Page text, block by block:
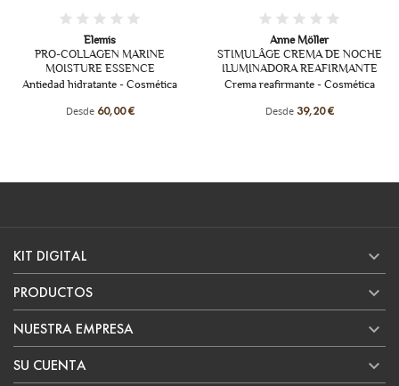
MARINE
ESSENCE
- Cosmética
STIMULÂGE CREMA DE NOCHE
ILUMINADORA REAFIRMANTE
Crema reafirmante - Cosmética
8 HOUR®
SKIN
Crema
KIT DIGITAL 
PRODUCTOS 
NUESTRA EMPRESA 
SU CUENTA 